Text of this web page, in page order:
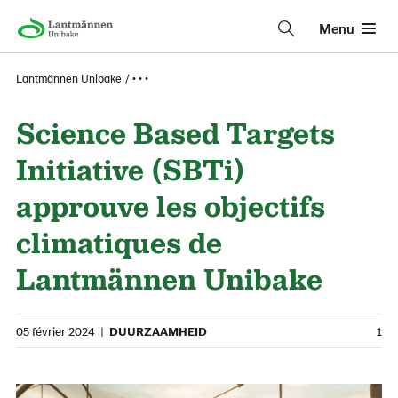
Menu
Lantmännen Unibake • • •
Science Based Targets
Initiative (SBTi)
approuve les objectifs
climatiques de
Lantmännen Unibake
05 février 2024 | DUURZAAMHEID 1